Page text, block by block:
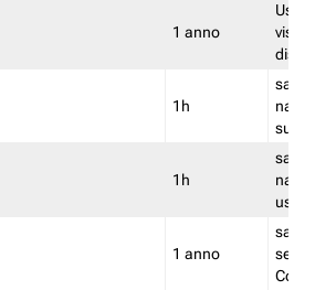
1 anno
1h
salva
su
1h
salva
1 anno
salva
Convy